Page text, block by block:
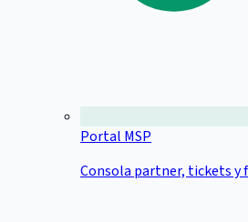
Portal MSP
Consola partner, tickets y